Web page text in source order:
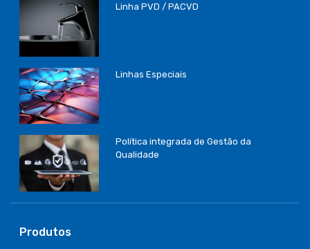
Linha PVD / PACVD
Linhas Especiais
Política integrada de Gestão da
Qualidade
Produtos